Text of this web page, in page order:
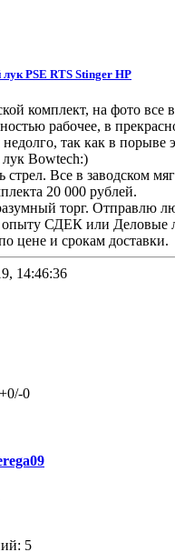
PSE RTS Stinger HP
комплект, на фото все
рабочее, в
так как в порыве
Bowtech:)
Все в заводском
20 000 рублей.
торг. Отправлю
опыту СДЕК или Деловые
цене и срокам доставки.
14:46:36
0
5